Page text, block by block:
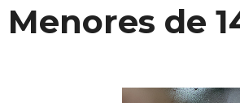
Menores de